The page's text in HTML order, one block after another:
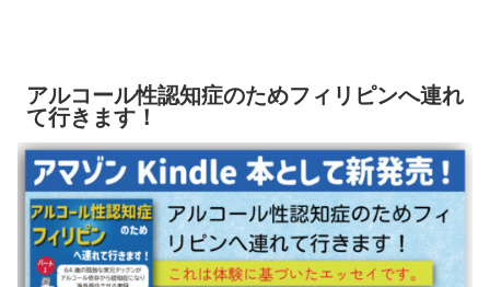
アルコール性認知症のためフィリピンへ連れ
て行きます！